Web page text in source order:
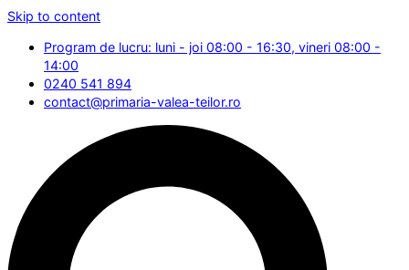
Skip to content
Program de lucru: luni - joi 08:00 - 16:30, vineri 08:00 -
14:00
0240 541 894
contact@primaria-valea-teilor.ro